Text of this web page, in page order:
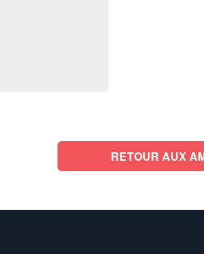
RETOUR AUX